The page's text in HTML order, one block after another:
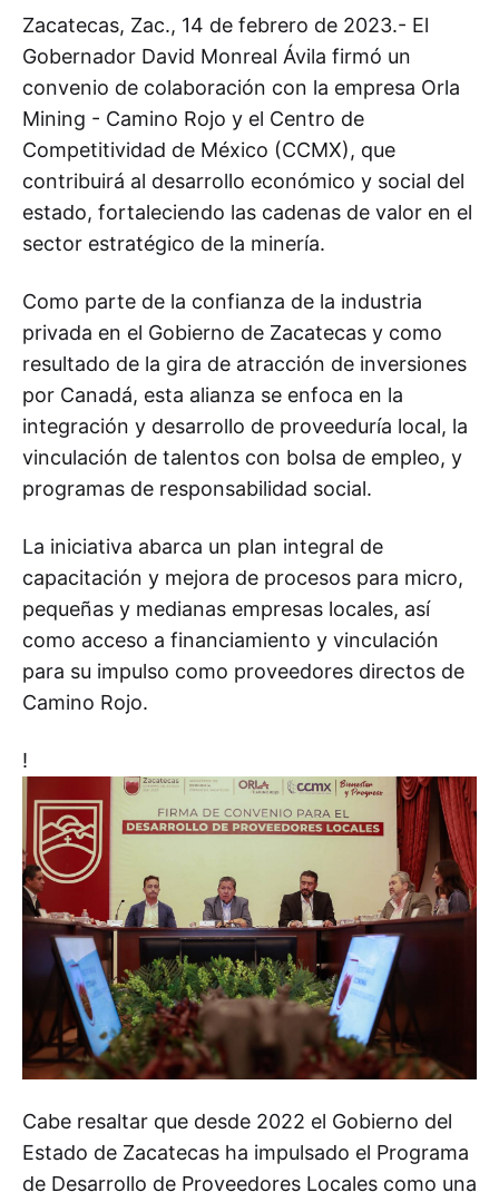
Zacatecas, Zac., 14 de febrero de 2023.- El
Gobernador David Monreal Ávila firmó un
convenio de colaboración con la empresa Orla
Mining - Camino Rojo y el Centro de
Competitividad de México (CCMX), que
contribuirá al desarrollo económico y social del
estado, fortaleciendo las cadenas de valor en el
sector estratégico de la minería.
Como parte de la confianza de la industria
privada en el Gobierno de Zacatecas y como
resultado de la gira de atracción de inversiones
por Canadá, esta alianza se enfoca en la
integración y desarrollo de proveeduría local, la
vinculación de talentos con bolsa de empleo, y
programas de responsabilidad social.
La iniciativa abarca un plan integral de
capacitación y mejora de procesos para micro,
pequeñas y medianas empresas locales, así
como acceso a financiamiento y vinculación
para su impulso como proveedores directos de
Camino Rojo.
!
Cabe resaltar que desde 2022 el Gobierno del
Estado de Zacatecas ha impulsado el Programa
de Desarrollo de Proveedores Locales como una